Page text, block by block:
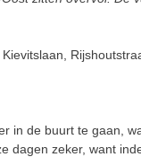
in de buurt te gaan,
dagen zeker, want